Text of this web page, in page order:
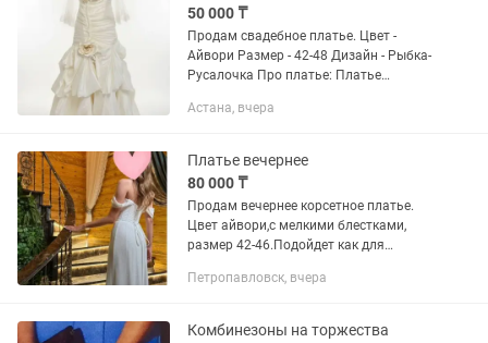
50 000 ₸
Продам свадебное платье. Цвет -
Айвори Размер - 42-48 Дизайн - Рыбка-
Русалочка Про платье: Платье
Вашего торжества. Данная модель
Астана, вчера
Платье вечернее
80 000 ₸
Продам вечернее корсетное платье.
Цвет айвори,с мелкими блестками,
размер 42-46.Подойдет как для
Одевалось один раз на выпускнойю.
Петропавловск, вчера
Комбинезоны на торжества